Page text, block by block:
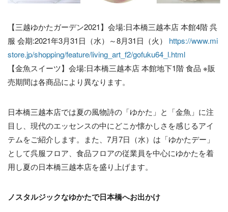
【三越ゆかたガーデン2021】会場:日本橋三越本店 本館4階 呉
服 会期:2021年3月31日（水）～8月31日（火） https://www.mi
store.jp/shopping/feature/living_art_f2/gofuku64_l.html
【金魚スイーツ】会場:日本橋三越本店 本館地下1階 食品 ※販
売期間は各商品により異なります。
日本橋三越本店では夏の風物詩の「ゆかた」と「金魚」に注
目し、現代のエッセンスの中にどこか懐かしさを感じるアイ
テムをご紹介します。また、7月7日（水）は「ゆかたデー」
として呉服フロア、食品フロアの従業員を中心にゆかたを着
用し夏の日本橋三越本店を盛り上げます。
ノスタルジックなゆかたで日本橋へお出かけ